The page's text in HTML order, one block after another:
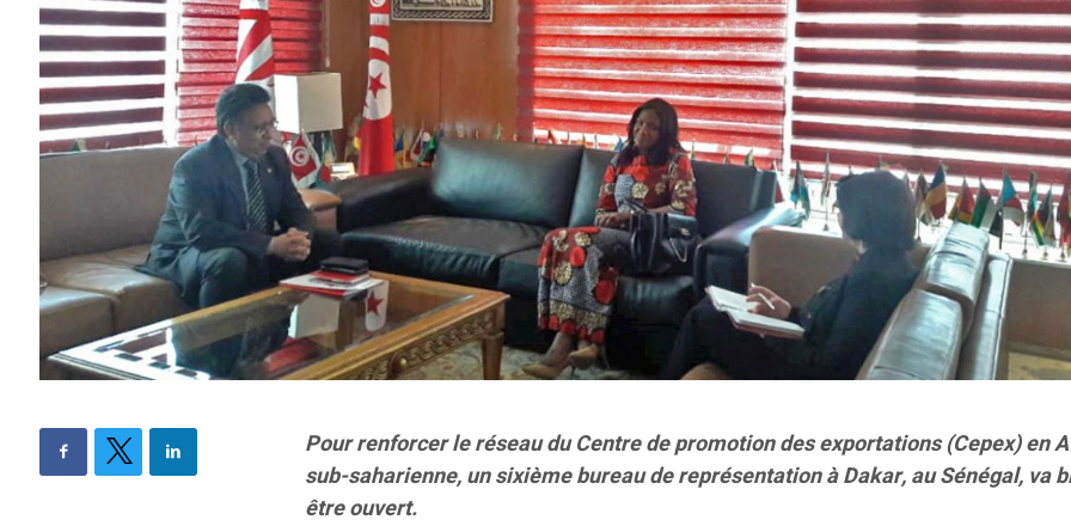
Pour renforcer le réseau du Centre de promotion des exportations (Cepex) en
sub-saharienne, un sixième bureau de représentation à Dakar, au Sénégal, va
être ouvert.